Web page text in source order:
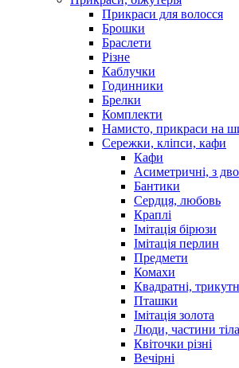
Прикраси для волосся
Брошки
Браслети
Різне
Каблучки
Годинники
Брелки
Комплекти
Намисто, прикраси на
Сережки, кліпси, кафи
Кафи
Асиметричні, з
Бантики
Сердця, любовь
Краплі
Імітація бірюзи
Імітація перлин
Предмети
Комахи
Квадратні,
Пташки
Імітація золота
Люди, частини тіла
Квіточки різні
Вечірні